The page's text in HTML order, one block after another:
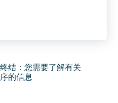
结：您需要了解有关
的信息